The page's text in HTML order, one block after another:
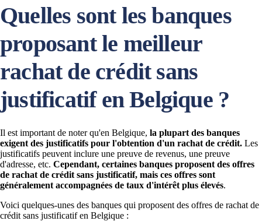
Quelles sont les banques
proposant le meilleur
rachat de crédit sans
justificatif en Belgique ?
Il est important de noter qu'en Belgique, la plupart des banques
exigent des justificatifs pour l'obtention d'un rachat de crédit. Les
justificatifs peuvent inclure une preuve de revenus, une preuve
d'adresse, etc. Cependant, certaines banques proposent des offres
de rachat de crédit sans justificatif, mais ces offres sont
généralement accompagnées de taux d'intérêt plus élevés.
Voici quelques-unes des banques qui proposent des offres de rachat de
crédit sans justificatif en Belgique :